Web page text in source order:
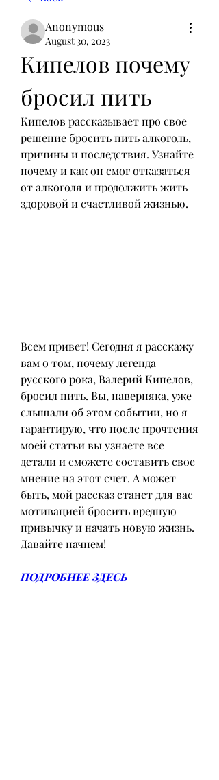
Anonymous
August 30, 2023
Кипелов почему
бросил пить
Кипелов рассказывает про свое
решение бросить пить алкоголь,
причины и последствия. Узнайте
почему и как он смог отказаться
от алкоголя и продолжить жить
здоровой и счастливой жизнью.
Всем привет! Сегодня я расскажу
вам о том, почему легенда
русского рока, Валерий Кипелов,
бросил пить. Вы, наверняка, уже
слышали об этом событии, но я
гарантирую, что после прочтения
моей статьи вы узнаете все
детали и сможете составить свое
мнение на этот счет. А может
быть, мой рассказ станет для вас
мотивацией бросить вредную
привычку и начать новую жизнь.
Давайте начнем!
ПОДРОБНЕЕ ЗДЕСЬ